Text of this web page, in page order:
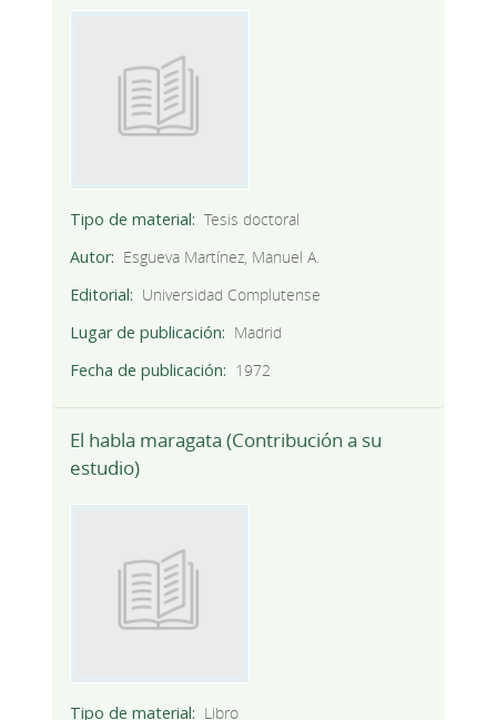
Tipo de material
Tesis doctoral
Autor
Esgueva Martínez, Manuel A.
Editorial
Universidad Complutense
Lugar de publicación
Madrid
Fecha de publicación
1972
El habla maragata (Contribución a su
estudio)
Tipo de material
Libro